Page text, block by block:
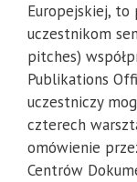
Europejskiej,
uczestnikom
pitches)
Publikations
uczestniczy
czterech
omówienie
Centrów